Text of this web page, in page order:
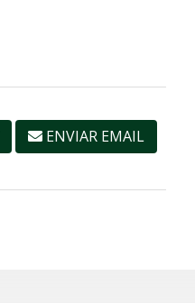
ENVIAR EMAIL